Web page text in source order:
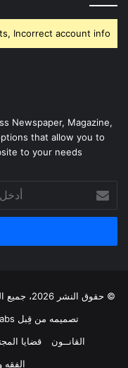
Incorrect account info.
Newspaper, Magazine,
that allow you to
to your needs.
بريدك
الإلكتروني
© حقوق النشر 2026، جميع الحقوق محفوظة |
تصميمه من قِبل TieLabs
القانــون
قضايا
الفقه